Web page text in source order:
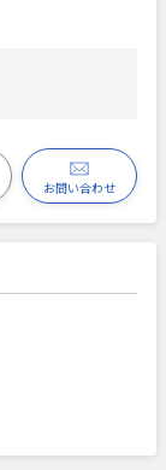
お問い合わせ